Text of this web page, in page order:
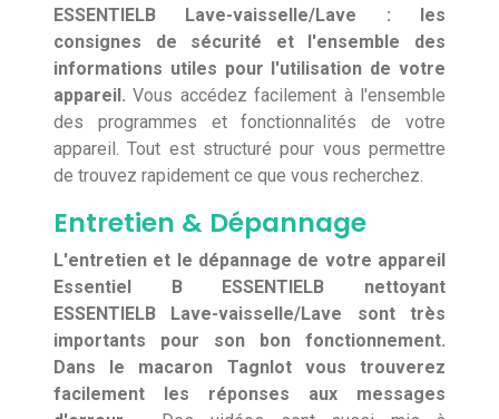
ESSENTIELB Lave-vaisselle/Lave : les
consignes de sécurité et l'ensemble des
informations utiles pour l'utilisation de votre
appareil. Vous accédez facilement à l'ensemble
des programmes et fonctionnalités de votre
appareil. Tout est structuré pour vous permettre
de trouvez rapidement ce que vous recherchez.
Entretien & Dépannage
L'entretien et le dépannage de votre appareil
Essentiel B ESSENTIELB nettoyant
ESSENTIELB Lave-vaisselle/Lave sont très
importants pour son bon fonctionnement.
Dans le macaron TagnIot vous trouverez
facilement les réponses aux messages